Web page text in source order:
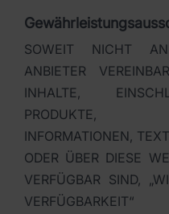
SOWEIT NICHT
ANBIETER
INHALTE,
PRODUKTE,
INFORMATIONEN,
ODER ÜBER DIESE
VERFÜGBAR SIND,